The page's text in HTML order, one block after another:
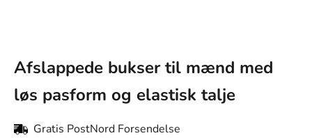
Afslappede bukser til mænd med
løs pasform og elastisk talje
Gratis PostNord Forsendelse